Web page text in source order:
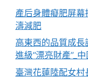
產后身體癡肥屏
濤減肥
高東西的品質成長
進級“漂亮財產”_中
臺灣花蓮陸配女